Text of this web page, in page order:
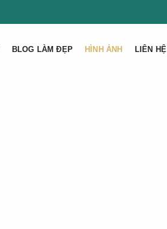
BLOG LÀM ĐẸP HÌNH ẢNH LIÊN HỆ